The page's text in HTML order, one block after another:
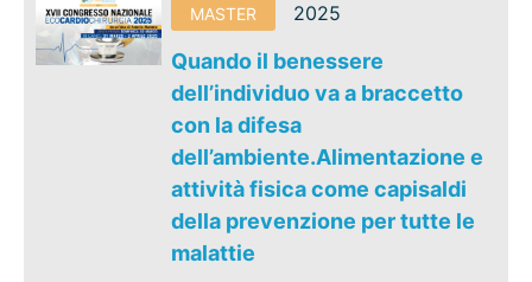
MASTER 2025
Quando il benessere
dell’individuo va a braccetto
con la difesa
dell’ambiente.Alimentazione e
attività fisica come capisaldi
della prevenzione per tutte le
malattie